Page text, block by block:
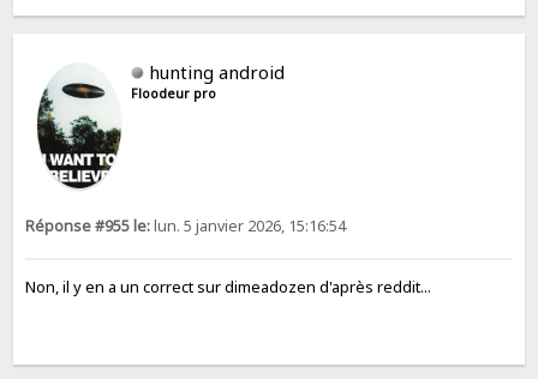
hunting android
Floodeur pro
Réponse #955 le:lun. 5 janvier 2026, 15:16:54
Non, il y en a un correct sur dimeadozen d'après reddit...